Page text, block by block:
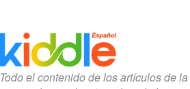
Todo el contenido de los artículos de la